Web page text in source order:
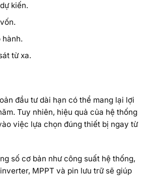
kiến.
hành.
từ xa.
đầu tư dài hạn có thể mang lại lợi
Tuy nhiên, hiệu quả của hệ thống
việc lựa chọn đúng thiết bị ngay từ
số cơ bản như công suất hệ thống,
MPPT và pin lưu trữ sẽ giúp